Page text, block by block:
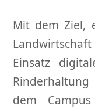
Mit dem Ziel,
Einsatz
dem